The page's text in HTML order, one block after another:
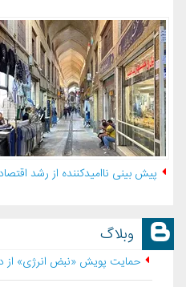
پیش بینی ناامیدکننده از رشد
وبلاگ
حمایت پویش «نبض انرژی» از